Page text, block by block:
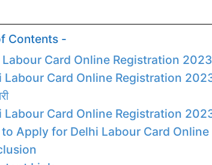
Contents -
Labour Card Online Registration
Card Online Registration 2023:
Labour Card Online Registration
Apply for Delhi Labour Card